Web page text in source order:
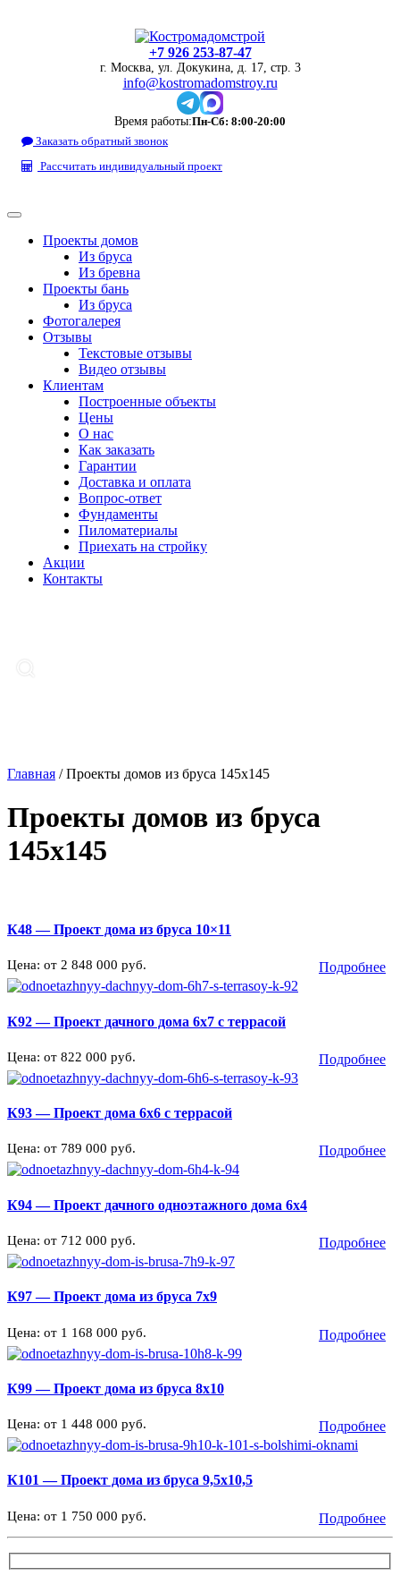
+7 926 253-87-47
г. Москва, ул. Докукина, д. 17, стр. 3
info@kostromadomstroy.ru
Время работы:Пн-Сб: 8:00-20:00
Заказать обратный звонок
Рассчитать индивидуальный проект
Проекты домов
Из бруса
Из бревна
Проекты бань
Из бруса
Фотогалерея
Отзывы
Текстовые отзывы
Видео отзывы
Клиентам
Построенные объекты
Цены
О нас
Как заказать
Гарантии
Доставка и оплата
Вопрос-ответ
Фундаменты
Пиломатериалы
Приехать на стройку
Акции
Контакты
Главная /Проекты домов из бруса 145х145
Проекты домов из бруса
145х145
К48 — Проект дома из бруса 10×11
Цена: от 2 848 000 руб. Подробнее
К92 — Проект дачного дома 6х7 с террасой
Цена: от 822 000 руб. Подробнее
К93 — Проект дома 6х6 с террасой
Цена: от 789 000 руб. Подробнее
К94 — Проект дачного одноэтажного дома 6х4
Цена: от 712 000 руб. Подробнее
К97 — Проект дома из бруса 7х9
Цена: от 1 168 000 руб. Подробнее
К99 — Проект дома из бруса 8х10
Цена: от 1 448 000 руб. Подробнее
К101 — Проект дома из бруса 9,5х10,5
Цена: от 1 750 000 руб. Подробнее